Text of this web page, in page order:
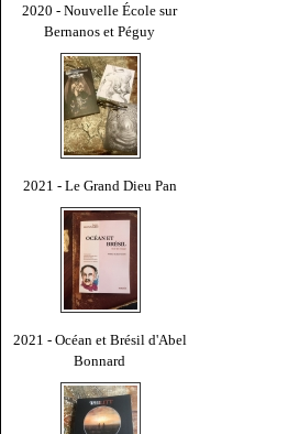
2020 - Nouvelle École sur
Bernanos et Péguy
2021 - Le Grand Dieu Pan
2021 - Océan et Brésil d'Abel
Bonnard